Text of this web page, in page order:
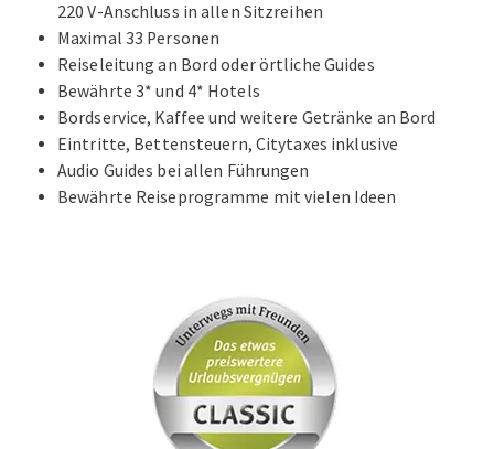
220 V-Anschluss in allen Sitzreihen
Maximal 33 Personen
Reiseleitung an Bord oder örtliche Guides
Bewährte 3* und 4* Hotels
Bordservice, Kaffee und weitere Getränke an Bord
Eintritte, Bettensteuern, Citytaxes inklusive
Audio Guides bei allen Führungen
Bewährte Reiseprogramme mit vielen Ideen